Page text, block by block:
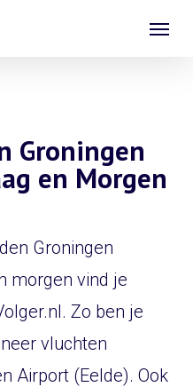
Groningen
en Morgen
Groningen
morgen vind je
Zo ben je
vluchten
Airport (Eelde). Ook